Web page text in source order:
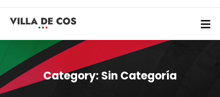
Category: Sin Categoría